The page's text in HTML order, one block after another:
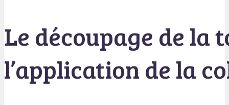
Le découpage de la
l’application de la